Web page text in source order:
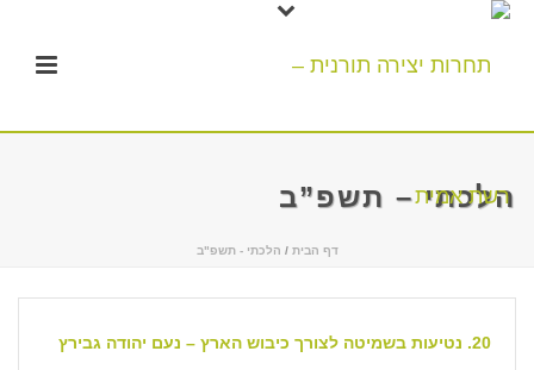
הלכתי – תשפ”ב
דף הבית / הלכתי - תשפ"ב
20. נטיעות בשמיטה לצורך כיבוש הארץ – נעם יהודה גבירץ